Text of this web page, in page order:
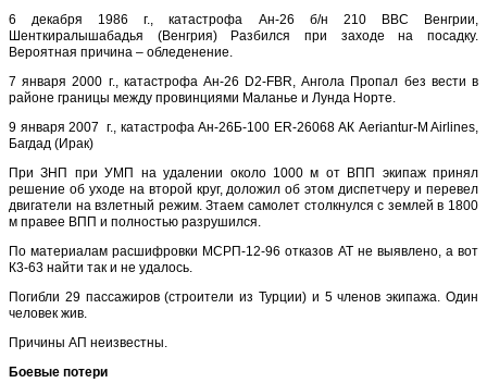
6 декабря 1986 г., катастрофа Ан-26 б/н 210 ВВС Венгрии,
Шенткиралышабадья (Венгрия) Разбился при заходе на посадку.
Вероятная причина – обледенение.
7 января 2000 г., катастрофа Ан-26 D2-FBR, Ангола Пропал без вести в
районе границы между провинциями Маланье и Лунда Норте.
9 января 2007 г., катастрофа Ан-26Б-100 ER-26068 АК Aeriantur-M Airlines,
Багдад (Ирак)
При ЗНП при УМП на удалении около 1000 м от ВПП экипаж принял
решение об уходе на второй круг, доложил об этом диспетчеру и перевел
двигатели на взлетный режим. Зтаем самолет столкнулся с землей в 1800
м правее ВПП и полностью разрушился.
По материалам расшифровки МСРП-12-96 отказов АТ не выявлено, а вот
К3-63 найти так и не удалось.
Погибли 29 пассажиров (строители из Турции) и 5 членов экипажа. Один
человек жив.
Причины АП неизвестны.
Боевые потери